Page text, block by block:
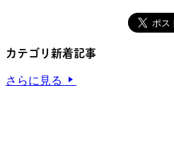
カテゴリ新着記事
さらに見る